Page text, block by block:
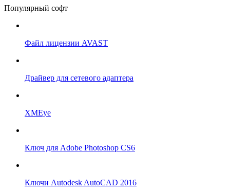
Популярный софт
Файл лицензии AVAST
Драйвер для сетевого адаптера
XMEye
Ключ для Adobe Photoshop CS6
Ключи Autodesk AutoCAD 2016